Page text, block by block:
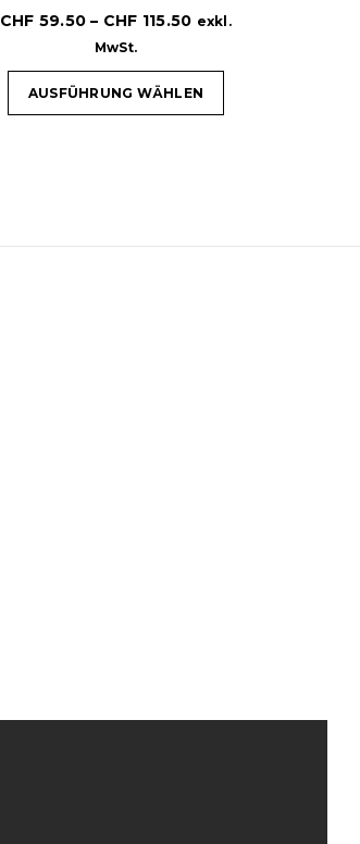
CHF 59.50 – CHF 115.50 exkl.
MwSt.
AUSFÜHRUNG WÄHLEN